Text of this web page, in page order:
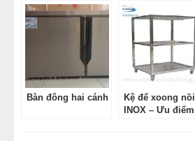
thống ?
Bàn đông hai cánh
Kệ để xoong nồi
INOX – Ưu điểm